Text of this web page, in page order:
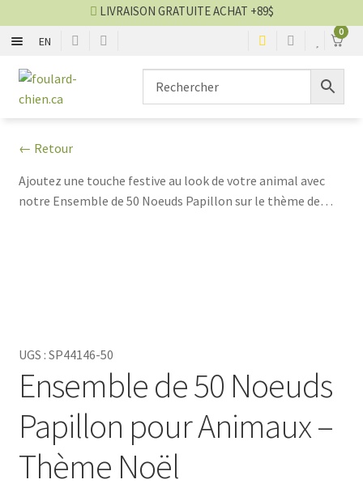
EN
0
Aller
à
Aller
au
LIVRAISON GRATUITE ACHAT +89$
ENSEMBLE
BOUCLE, NOEUD ET CRAVATE
← Retour
Ajoutez une touche festive au look de votre animal avec
notre Ensemble de 50 Noeuds Papillon sur le thème de
UGS : SP44146-50
Ensemble de 50 Noeuds
Papillon pour Animaux –
Thème Noël